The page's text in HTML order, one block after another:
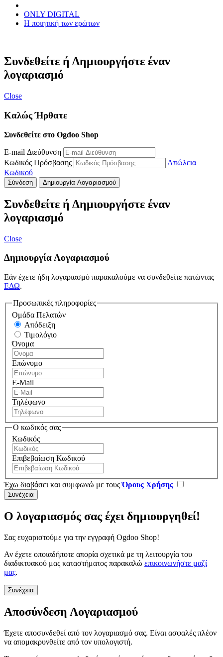
ONLY DIGITAL
Η ποιητική των ερώτων
Συνδεθείτε ή Δημιουργήστε έναν
λογαριασμό
Close
Καλώς Ήρθατε
Συνδεθείτε στο Ogdoo Shop
E-mail Διεύθυνση
Κωδικός Πρόσβασης
Απώλεια
Κωδικού
Σύνδεση Δημιουργία Λογαριασμού
Συνδεθείτε ή Δημιουργήστε έναν
λογαριασμό
Close
Δημιουργία Λογαριασμού
Εάν έχετε ήδη λογαριασμό παρακαλούμε να συνδεθείτε πατώντας
ΕΔΩ.
Προσωπικές πληροφορίες
Ομάδα Πελατών
Απόδειξη
Τιμολόγιο
Όνομα
Επώνυμο
E-Mail
Τηλέφωνο
Ο κωδικός σας
Κωδικός
Επιβεβαίωση Κωδικού
Έχω διαβάσει και συμφωνώ με τουςΌρους Χρήσης
Ο λογαριασμός σας έχει δημιουργηθεί!
Σας ευχαριστούμε για την εγγραφή Ogdoo Shop!
Αν έχετε οποιαδήποτε απορία σχετικά με τη λειτουργία του
διαδικτυακού μας καταστήματος παρακαλώ επικοινωνήστε μαζί
μας.
Συνέχεια
Αποσύνδεση Λογαριασμού
Έχετε αποσυνδεθεί από τον λογαριασμό σας. Είναι ασφαλές πλέον
να απομακρυνθείτε από τον υπολογιστή.